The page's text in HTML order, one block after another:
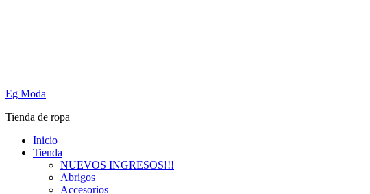
Eg Moda
Tienda de ropa
Inicio
Tienda
NUEVOS INGRESOS!!!
Abrigos
Accesorios